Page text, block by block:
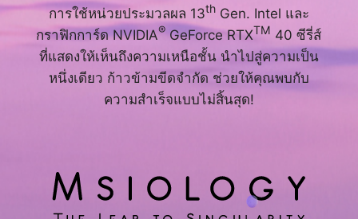
การใช้หน่วยประมวลผล 13thGen. Intel และ
กราฟิกการ์ด NVIDIA®GeForce RTXTM 40 ซีรี่ส์
ที่แสดงให้เห็นถึงความเหนือชั้น นำไปสู่ความเป็น
หนึ่งเดียว ก้าวข้ามขีดจำกัด ช่วยให้คุณพบกับ
ความสำเร็จแบบไม่สิ้นสุด!